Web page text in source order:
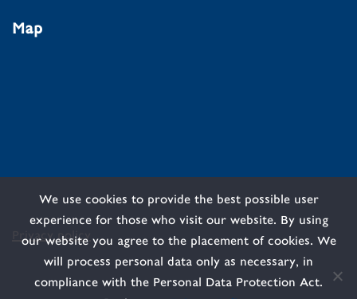
Map
Privacy policy
We use cookies to provide the best possible user
experience for those who visit our website. By using
our website you agree to the placement of cookies. We
will process personal data only as necessary, in
compliance with the Personal Data Protection Act.